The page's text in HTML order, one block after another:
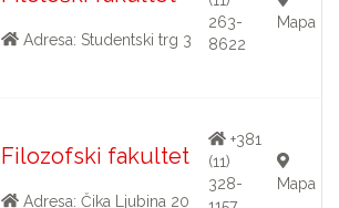
Adresa: Studentski trg 3
263-
8622
Mapa
Filozofski fakultet
Adresa: Čika Ljubina 20
+381
(11)
328-
Mapa